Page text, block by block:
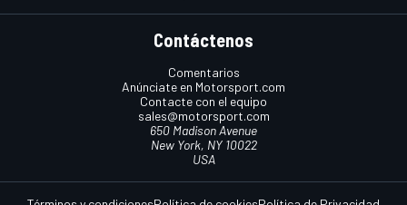
Contáctenos
Comentarios
Anúnciate en Motorsport.com
Contacte con el equipo
sales@motorsport.com
650 Madison Avenue
New York, NY 10022
USA